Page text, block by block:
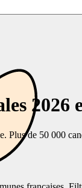
2026
de 50 000